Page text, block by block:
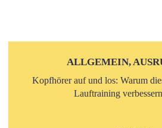
ALLGEMEIN,
Kopfhörer auf und los: Warum
Lauftraining